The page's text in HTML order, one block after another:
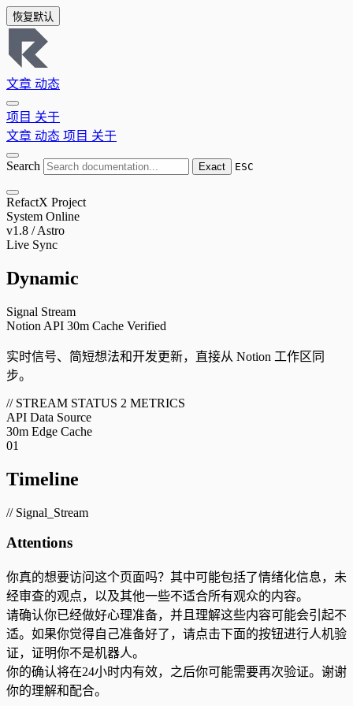
恢复默认
文章 动态
项目 关于
文章 动态 项目 关于
Search Exact ESC
RefactX Project
System Online
v1.8 / Astro
Live Sync
Dynamic
Signal Stream
Notion API 30m Cache Verified
实时信号、简短想法和开发更新，直接从 Notion 工作区同
步。
// STREAM STATUS 2 METRICS
API Data Source
30m Edge Cache
01
Timeline
// Signal_Stream
Attentions
你真的想要访问这个页面吗？其中可能包括了情绪化信息，未
经审查的观点，以及其他一些不适合所有观众的内容。
请确认你已经做好心理准备，并且理解这些内容可能会引起不
适。如果你觉得自己准备好了，请点击下面的按钮进行人机验
证，证明你不是机器人。
你的确认将在24小时内有效，之后你可能需要再次验证。谢谢
你的理解和配合。